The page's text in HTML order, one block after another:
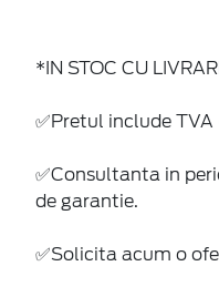
*IN STOC CU
✅Pretul include
✅Consultanta in
de garantie.
✅Solicita acum o